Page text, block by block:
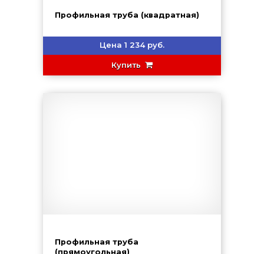
Профильная труба (квадратная)
Цена 1 234 руб.
Купить
Профильная труба
(прямоугольная)